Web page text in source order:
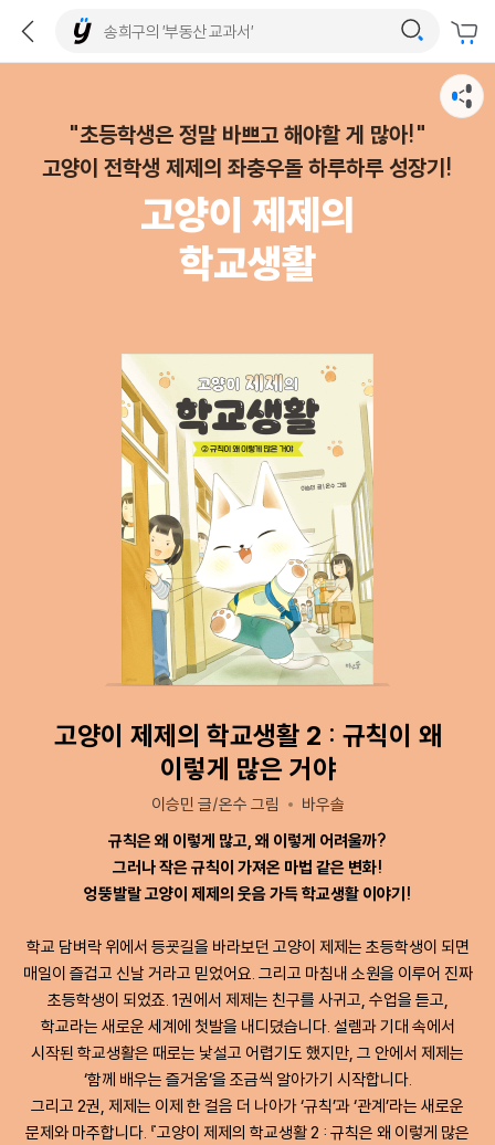
"초등학생은 정말 바쁘고 해야할 게 많아!"
고양이 전학생 제제의 좌충우돌 하루하루 성장기!
고양이 제제의
학교생활
고양이 제제의 학교생활 2 : 규칙이 왜
이렇게 많은 거야
이승민 글/온수 그림
바우솔
규칙은 왜 이렇게 많고, 왜 이렇게 어려울까?
그러나 작은 규칙이 가져온 마법 같은 변화!
엉뚱발랄 고양이 제제의 웃음 가득 학교생활 이야기!
학교 담벼락 위에서 등굣길을 바라보던 고양이 제제는 초등학생이 되면
매일이 즐겁고 신날 거라고 믿었어요. 그리고 마침내 소원을 이루어 진짜
초등학생이 되었죠. 1권에서 제제는 친구를 사귀고, 수업을 듣고,
학교라는 새로운 세계에 첫발을 내디뎠습니다. 설렘과 기대 속에서
시작된 학교생활은 때로는 낯설고 어렵기도 했지만, 그 안에서 제제는
‘함께 배우는 즐거움’을 조금씩 알아가기 시작합니다.
그리고 2권, 제제는 이제 한 걸음 더 나아가 ‘규칙’과 ‘관계’라는 새로운
문제와 마주합니다. 『고양이 제제의 학교생활 2 : 규칙은 왜 이렇게 많은